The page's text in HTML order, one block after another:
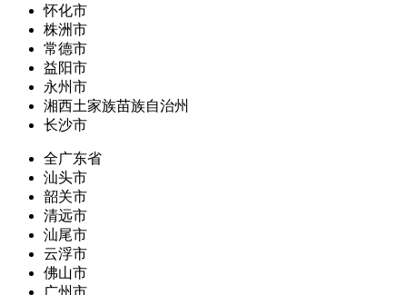
怀化市
株洲市
常德市
益阳市
永州市
湘西土家族苗族自治州
长沙市
全广东省
汕头市
韶关市
清远市
汕尾市
云浮市
佛山市
广州市